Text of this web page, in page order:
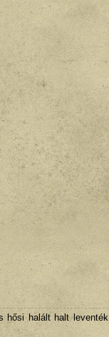
hősi halált halt leventék